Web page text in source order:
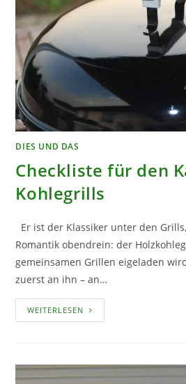
DIES UND DAS
Checkliste für den
Kohlegrills
Er ist der Klassiker unter den
Romantik obendrein: der
gemeinsamen Grillen eigeladen
zuerst an ihn – an…
WEITERLESEN CHECKLISTE
FÜR